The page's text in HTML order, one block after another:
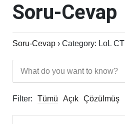
Soru-Cevap
Soru-Cevap › Category: LoL CT
Filter: Tümü Açık Çözülmüş